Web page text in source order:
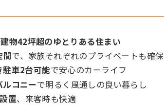
物42坪超のゆとりある住まい
間で、家族それぞれのプライベートも確保
駐車2台可能で安心のカーライフ
コニーで明るく風通しの良い暮らし
置、来客時も快適